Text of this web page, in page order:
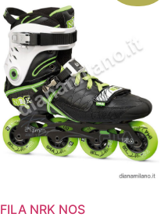
FILA NRK NOS